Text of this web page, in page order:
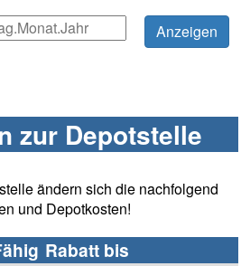
zur Depotstelle
ändern sich die nachfolgend
und Depotkosten!
Rabatt bis